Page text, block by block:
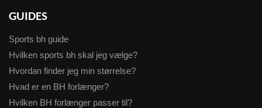
GUIDES
Sports bh guide
Hvilken sports bh skal jeg vælge?
Hvordan finder jeg min størrelse?
Hvad er en BH forlænger?
Hvilken BH forlænger passer til?